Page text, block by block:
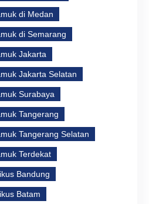
di Medan
di Semarang
Jakarta
Jakarta Selatan
Surabaya
Tangerang
Tangerang Selatan
Terdekat
Bandung
Batam